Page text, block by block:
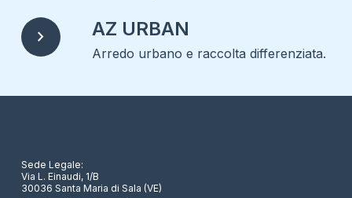
chevron_right AZ URBAN
Arredo urbano e raccolta differenziata.
Sede Legale:
Via L. Einaudi, 1/B
30036 Santa Maria di Sala (VE)